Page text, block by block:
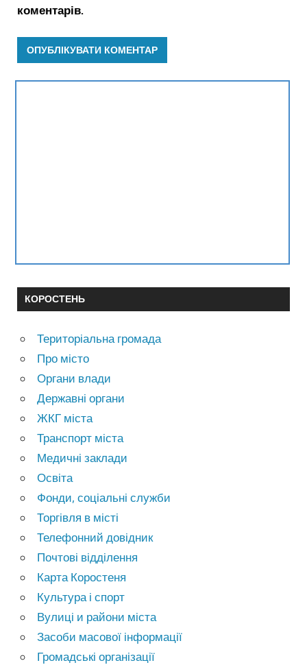
коментарів.
КОРОСТЕНЬ
Територіальна громада
Про місто
Органи влади
Державні органи
ЖКГ міста
Транспорт міста
Медичні заклади
Освіта
Фонди, соціальні служби
Торгівля в місті
Телефонний довідник
Почтові відділення
Карта Коростеня
Культура і спорт
Вулиці и райони міста
Засоби масової інформації
Громадські організації